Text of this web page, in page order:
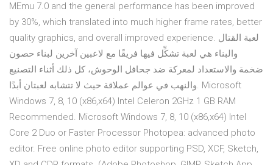
MEmu 7.0 and the general performance has been improved
by 30%, which translated into much higher frame rates, better
quality graphics, and overall improved experience. لعبة القتال
والبناء هي لعبة تشكِّل فيها فريقًا مع لاعبين آخرين لبناء حصون
ضخمة والاستعداد لمعركة ضد جحافل الوحوش، كل ذلك أثناء التصنيع
والنهب في عوالم عملاقة حيث لا تتشابه لعبتان أبدًا. Microsoft
Windows 7, 8, 10 (x86,x64) Intel Celeron 2GHz 1 GB RAM
Recommended. Microsoft Windows 7, 8, 10 (x86,x64) Intel
Core 2 Duo or Faster Processor Photopea: advanced photo
editor. Free online photo editor supporting PSD, XCF, Sketch,